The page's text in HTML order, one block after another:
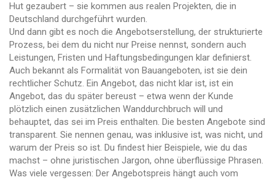
Hut gezaubert – sie kommen aus realen Projekten, die in
Deutschland durchgeführt wurden.
Und dann gibt es noch die Angebotserstellung, der strukturierte
Prozess, bei dem du nicht nur Preise nennst, sondern auch
Leistungen, Fristen und Haftungsbedingungen klar definierst.
Auch bekannt als Formalität von Bauangeboten, ist sie dein
rechtlicher Schutz. Ein Angebot, das nicht klar ist, ist ein
Angebot, das du später bereust – etwa wenn der Kunde
plötzlich einen zusätzlichen Wanddurchbruch will und
behauptet, das sei im Preis enthalten. Die besten Angebote sind
transparent. Sie nennen genau, was inklusive ist, was nicht, und
warum der Preis so ist. Du findest hier Beispiele, wie du das
machst – ohne juristischen Jargon, ohne überflüssige Phrasen.
Was viele vergessen: Der Angebotspreis hängt auch vom